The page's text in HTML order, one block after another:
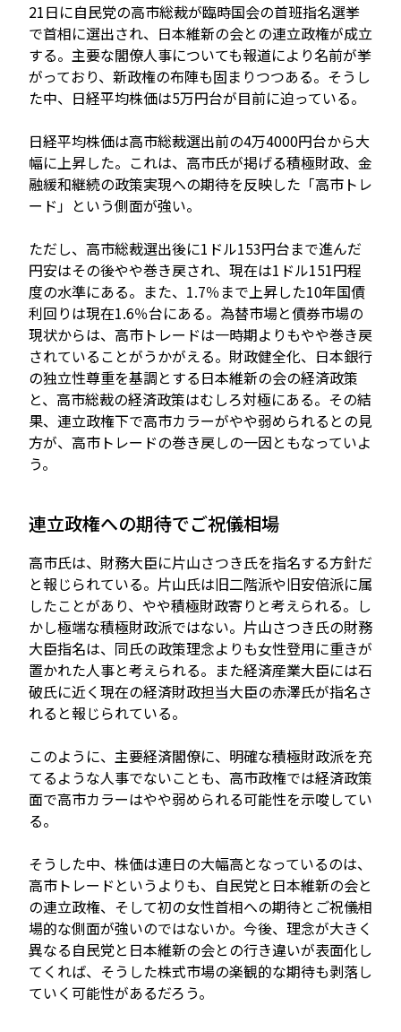
21日に自民党の高市総裁が臨時国会の首班指名選挙
で首相に選出され、日本維新の会との連立政権が成立
する。主要な閣僚人事についても報道により名前が挙
がっており、新政権の布陣も固まりつつある。そうし
た中、日経平均株価は5万円台が目前に迫っている。
日経平均株価は高市総裁選出前の4万4000円台から大
幅に上昇した。これは、高市氏が掲げる積極財政、金
融緩和継続の政策実現への期待を反映した「高市トレ
ード」という側面が強い。
ただし、高市総裁選出後に1ドル153円台まで進んだ
円安はその後やや巻き戻され、現在は1ドル151円程
度の水準にある。また、1.7％まで上昇した10年国債
利回りは現在1.6％台にある。為替市場と債券市場の
現状からは、高市トレードは一時期よりもやや巻き戻
されていることがうかがえる。財政健全化、日本銀行
の独立性尊重を基調とする日本維新の会の経済政策
と、高市総裁の経済政策はむしろ対極にある。その結
果、連立政権下で高市カラーがやや弱められるとの見
方が、高市トレードの巻き戻しの一因ともなっていよ
う。
連立政権への期待でご祝儀相場
高市氏は、財務大臣に片山さつき氏を指名する方針だ
と報じられている。片山氏は旧二階派や旧安倍派に属
したことがあり、やや積極財政寄りと考えられる。し
かし極端な積極財政派ではない。片山さつき氏の財務
大臣指名は、同氏の政策理念よりも女性登用に重きが
置かれた人事と考えられる。また経済産業大臣には石
破氏に近く現在の経済財政担当大臣の赤澤氏が指名さ
れると報じられている。
このように、主要経済閣僚に、明確な積極財政派を充
てるような人事でないことも、高市政権では経済政策
面で高市カラーはやや弱められる可能性を示唆してい
る。
そうした中、株価は連日の大幅高となっているのは、
高市トレードというよりも、自民党と日本維新の会と
の連立政権、そして初の女性首相への期待とご祝儀相
場的な側面が強いのではないか。今後、理念が大きく
異なる自民党と日本維新の会との行き違いが表面化し
てくれば、そうした株式市場の楽観的な期待も剥落し
ていく可能性があるだろう。